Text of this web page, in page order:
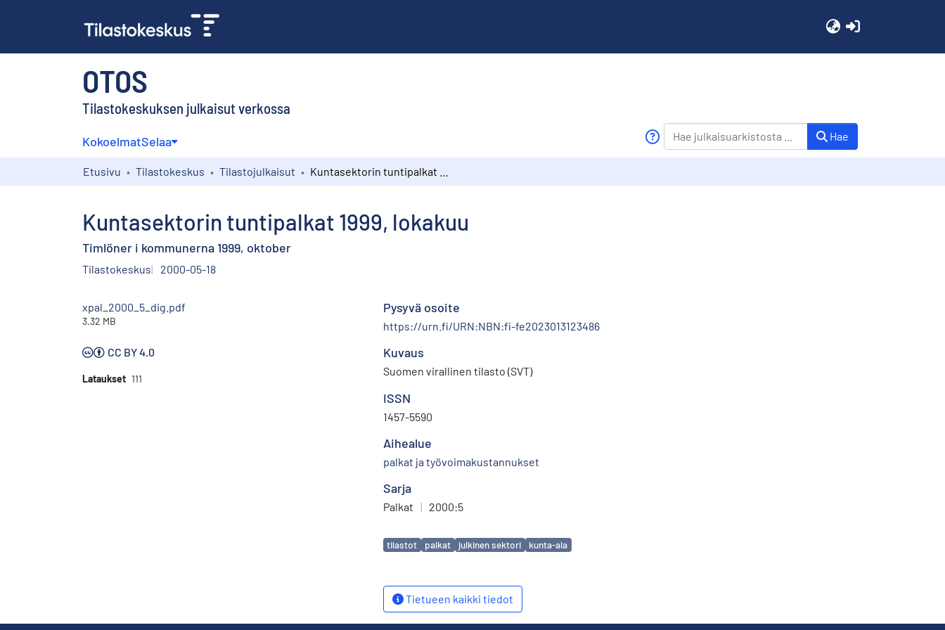
OTOS
Tilastokeskuksen julkaisut verkossa
KokoelmatSelaa Hae
Etusivu Tilastokeskus Tilastojulkaisut
Kuntasektorin tuntipalkat 1999, lokakuu
Timlöner i kommunerna 1999, oktober
Tilastokeskus 2000-05-18
xpal_2000_5_dig.pdf
3.32 MB
CC BY 4.0
Lataukset 111
Pysyvä osoite
https://urn.fi/URN:NBN:fi-fe2023013123486
Kuvaus
Suomen virallinen tilasto (SVT)
ISSN
1457-5590
Aihealue
palkat ja työvoimakustannukset
Sarja
Palkat | 2000:5
Avainsanat
tilastot palkat julkinen sektori kunta-ala
Tietueen kaikki tiedot